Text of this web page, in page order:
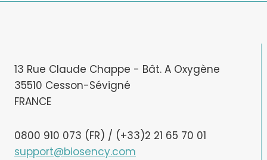
13 Rue Claude Chappe - Bât. A Oxygène
35510 Cesson-Sévigné
FRANCE
0800 910 073 (FR) / (+33)2 21 65 70 01
support@biosency.com